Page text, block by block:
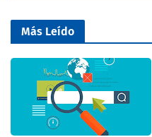
Más Leído